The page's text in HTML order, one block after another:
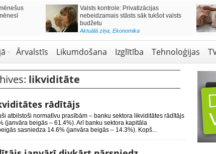
skolai,
budžetu?
Septiņos mēnešos Vivi vilcienos
pārvadāti 12 miljoni pasažieru; jūlijā
97,4 % reisu izpildīti laikā
Aktuālā ziņa,Bizness Latvijā Tirdzniecība
Ārvalstīs Likumdošana Izglītība Tehnoloģijas
likviditāte
rādītājs
atbilstoši normatīvu prasībām – banku sektora likviditātes rādītājs
beigās – 61.4%). Arī banku sektora kapitāla
sasniedza 14.6% (janvāra beigās – 14.3%). Kopš...